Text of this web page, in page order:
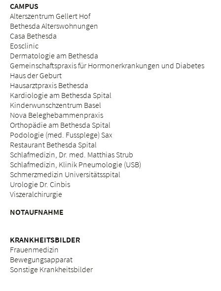
CAMPUS
Alterszentrum Gellert Hof
Bethesda Alterswohnungen
Casa Bethesda
Eosclinic
Dermatologie am Bethesda
Gemeinschaftspraxis für Hormonerkrankungen und Diabetes
Haus der Geburt
Hausarztpraxis Bethesda
Kardiologie am Bethesda Spital
Kinderwunschzentrum Basel
Nova Beleghebammenpraxis
Orthopädie am Bethesda Spital
Podologie (med. Fussplege) Sax
Restaurant Bethesda Spital
Schlafmedizin, Dr. med. Matthias Strub
Schlafmedizin, Klinik Pneumologie (USB)
Schmerzmedizin Universitätsspital
Urologie Dr. Cinbis
Viszeralchirurgie
NOTAUFNAHME
KRANKHEITSBILDER
Frauenmedizin
Bewegungsapparat
Sonstige Krankheitsbilder